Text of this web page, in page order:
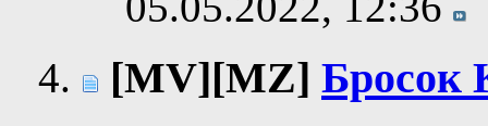
[MV][MZ] Бросок